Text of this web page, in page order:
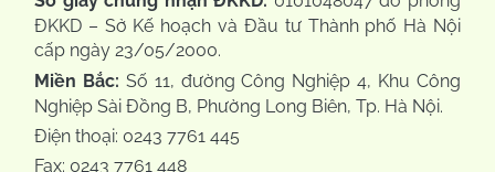
ĐKKD – Sở Kế hoạch và Đầu tư Thành phố Hà Nội
cấp ngày 23/05/2000.
Miền Bắc: Số 11, đường Công Nghiệp 4, Khu Công
Nghiệp Sài Đồng B, Phường Long Biên, Tp. Hà Nội.
Điện thoại: 0243 7761 445
Fax: 0243 7761 448